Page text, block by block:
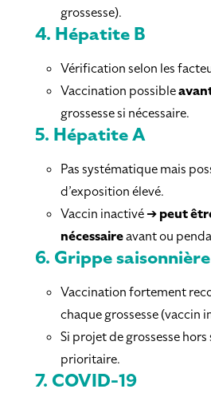
grossesse).
4. Hépatite B
Vérification selon les
Vaccination possible
grossesse si nécessaire.
5. Hépatite A
Pas systématique mais
d’exposition élevé.
Vaccin inactivé ➔peut
nécessaireavant ou
6. Grippe saisonnière
Vaccination fortement
chaque grossesse (vaccin
Si projet de grossesse
prioritaire.
7. COVID-19